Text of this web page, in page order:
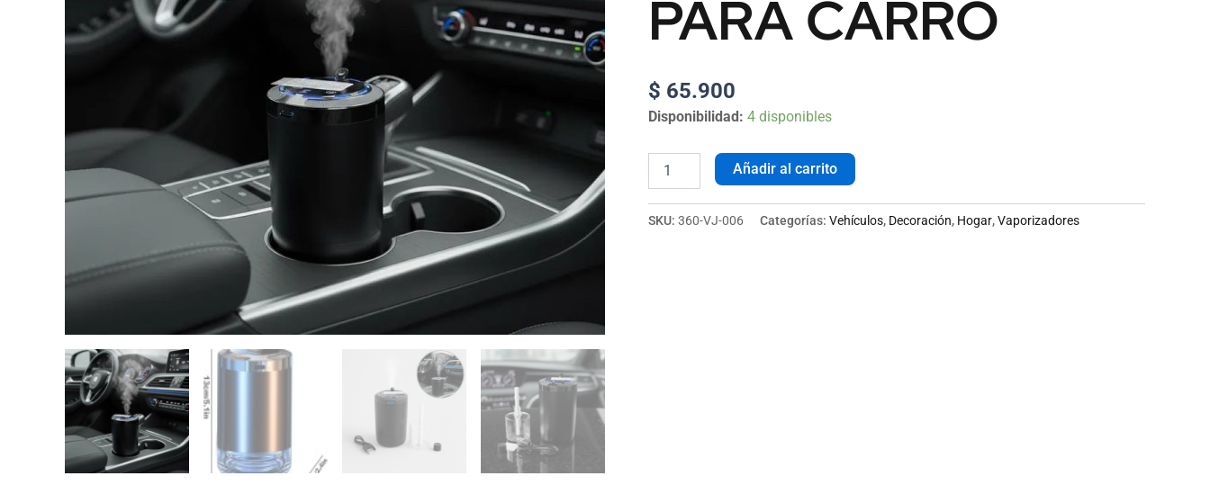
PARA CARRO
$ 65.900
Disponibilidad: 4 disponibles
Añadir al carrito
SKU: 360-VJ-006 Categorías: Vehículos, Decoración, Hogar,Vaporizadores